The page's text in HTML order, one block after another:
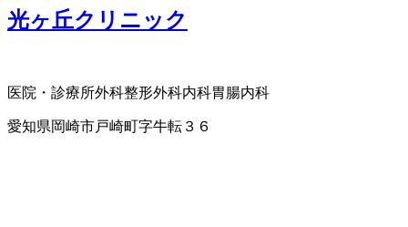
光ヶ丘クリニック
医院・診療所外科整形外科内科胃腸内科
愛知県岡崎市戸崎町字牛転３６